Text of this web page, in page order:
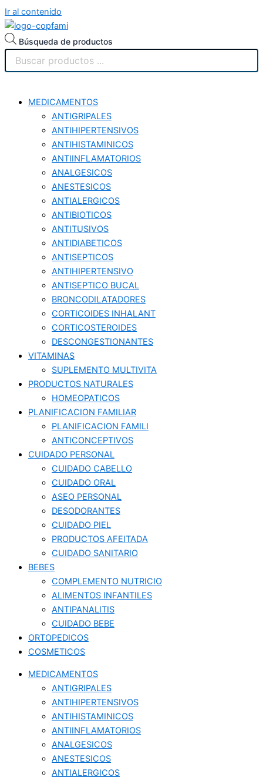
Ir al contenido
Búsqueda de productos
MEDICAMENTOS
ANTIGRIPALES
ANTIHIPERTENSIVOS
ANTIHISTAMINICOS
ANTIINFLAMATORIOS
ANALGESICOS
ANESTESICOS
ANTIALERGICOS
ANTIBIOTICOS
ANTITUSIVOS
ANTIDIABETICOS
ANTISEPTICOS
ANTIHIPERTENSIVO
ANTISEPTICO BUCAL
BRONCODILATADORES
CORTICOIDES INHALANT
CORTICOSTEROIDES
DESCONGESTIONANTES
VITAMINAS
SUPLEMENTO MULTIVITA
PRODUCTOS NATURALES
HOMEOPATICOS
PLANIFICACION FAMILIAR
PLANIFICACION FAMILI
ANTICONCEPTIVOS
CUIDADO PERSONAL
CUIDADO CABELLO
CUIDADO ORAL
ASEO PERSONAL
DESODORANTES
CUIDADO PIEL
PRODUCTOS AFEITADA
CUIDADO SANITARIO
BEBES
COMPLEMENTO NUTRICIO
ALIMENTOS INFANTILES
ANTIPANALITIS
CUIDADO BEBE
ORTOPEDICOS
COSMETICOS
MEDICAMENTOS
ANTIGRIPALES
ANTIHIPERTENSIVOS
ANTIHISTAMINICOS
ANTIINFLAMATORIOS
ANALGESICOS
ANESTESICOS
ANTIALERGICOS